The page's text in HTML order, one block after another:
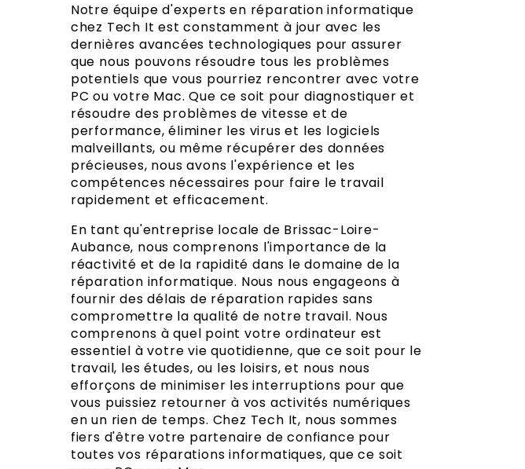
Notre équipe d'experts en réparation informatique
chez Tech It est constamment à jour avec les
dernières avancées technologiques pour assurer
que nous pouvons résoudre tous les problèmes
potentiels que vous pourriez rencontrer avec votre
PC ou votre Mac. Que ce soit pour diagnostiquer et
résoudre des problèmes de vitesse et de
performance, éliminer les virus et les logiciels
malveillants, ou même récupérer des données
précieuses, nous avons l'expérience et les
compétences nécessaires pour faire le travail
rapidement et efficacement.
En tant qu'entreprise locale de Brissac-Loire-
Aubance, nous comprenons l'importance de la
réactivité et de la rapidité dans le domaine de la
réparation informatique. Nous nous engageons à
fournir des délais de réparation rapides sans
compromettre la qualité de notre travail. Nous
comprenons à quel point votre ordinateur est
essentiel à votre vie quotidienne, que ce soit pour le
travail, les études, ou les loisirs, et nous nous
efforçons de minimiser les interruptions pour que
vous puissiez retourner à vos activités numériques
en un rien de temps. Chez Tech It, nous sommes
fiers d'être votre partenaire de confiance pour
toutes vos réparations informatiques, que ce soit